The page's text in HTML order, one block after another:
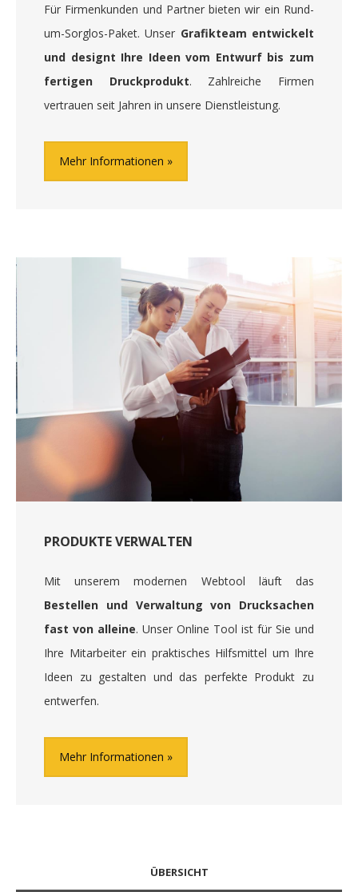
Für Firmenkunden und Partner bieten wir ein Rund-
um-Sorglos-Paket. Unser Grafikteam entwickelt
und designt Ihre Ideen vom Entwurf bis zum
fertigen Druckprodukt. Zahlreiche Firmen
vertrauen seit Jahren in unsere Dienstleistung.
Mehr Informationen
PRODUKTE VERWALTEN
Mit unserem modernen Webtool läuft das
Bestellen und Verwaltung von Drucksachen
fast von alleine. Unser Online Tool ist für Sie und
Ihre Mitarbeiter ein praktisches Hilfsmittel um Ihre
Ideen zu gestalten und das perfekte Produkt zu
entwerfen.
Mehr Informationen
ÜBERSICHT